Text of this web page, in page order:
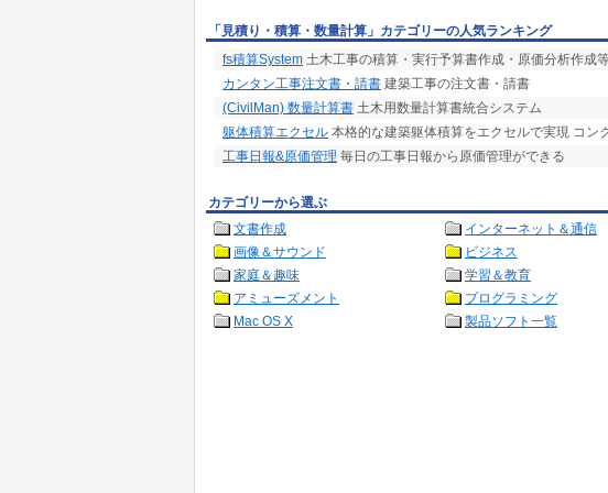
「見積り・積算・数量計算」カテゴリーの人気ランキング
fs積算System 土木工事の積算・実行予算書作成・原価分析作成
カンタン工事注文書・請書 建築工事の注文書・請書
(CivilMan) 数量計算書 土木用数量計算書統合システム
躯体積算エクセル 本格的な建築躯体積算をエクセルで実現 コン
工事日報&原価管理 毎日の工事日報から原価管理ができる
カテゴリーから選ぶ
文書作成
インターネット＆通信
画像＆サウンド
ビジネス
家庭＆趣味
学習＆教育
アミューズメント
プログラミング
Mac OS X
製品ソフト一覧